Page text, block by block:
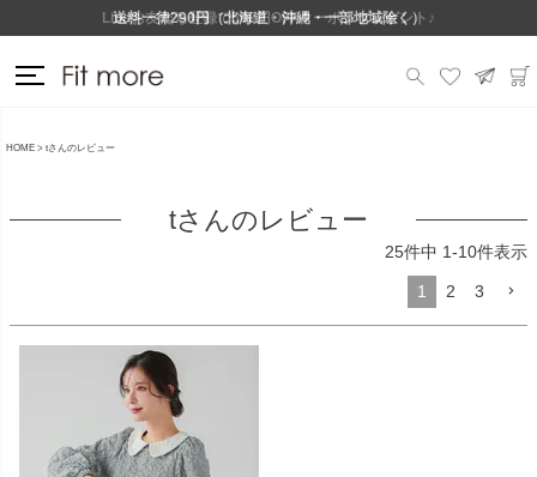
Lineお友だち登録で500円OFFクーポンプレゼント♪
送料一律290円（北海道・沖縄・一部地域除く）
HOME tさんのレビュー
tさんのレビュー
25件中 1-10件表示
1 2 3